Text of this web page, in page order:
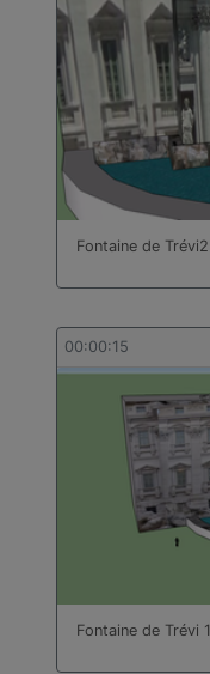
Fontaine de Trévi2
00:00:15
Fontaine de Trévi 1